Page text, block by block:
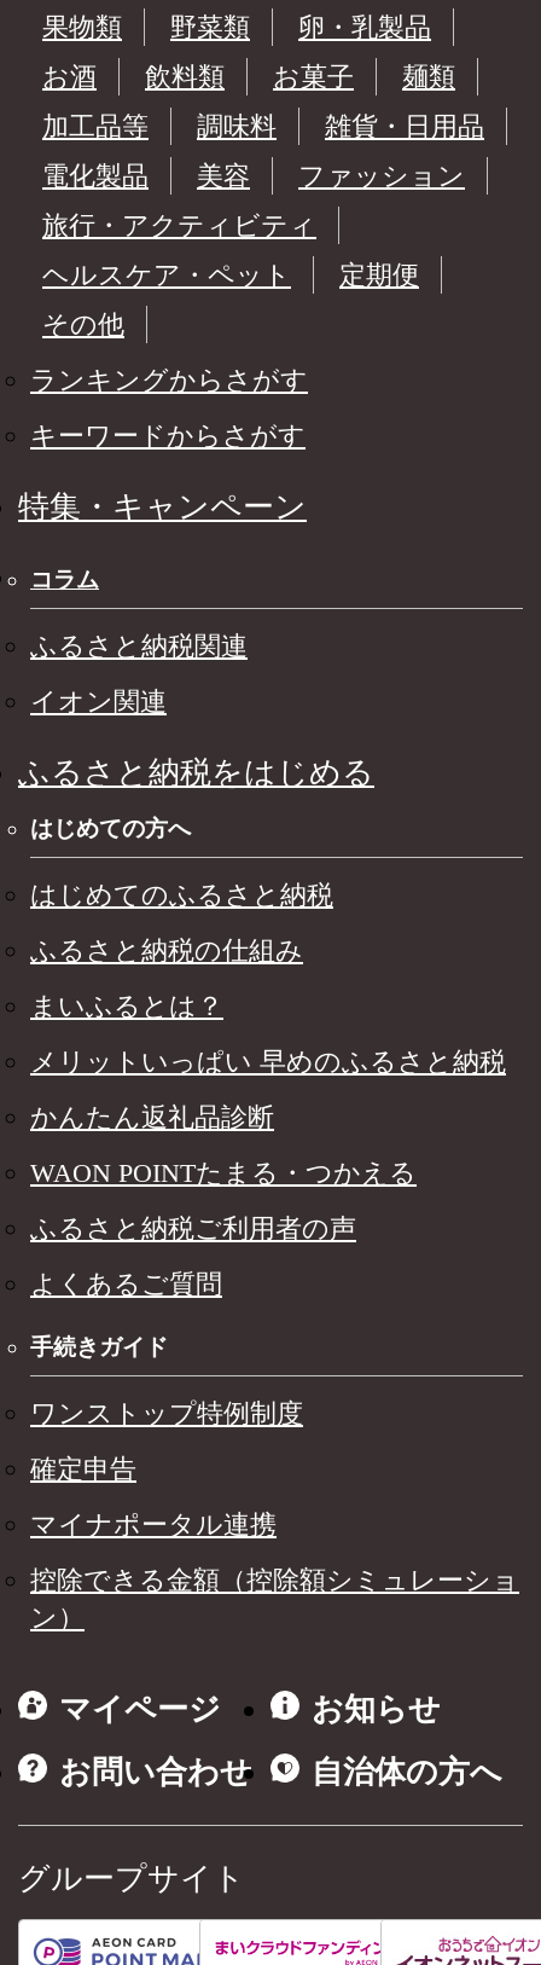
果物類
野菜類
卵・乳製品
お酒
飲料類 お菓子
麺類
加工品等
調味料
雑貨・日用品
電化製品
美容
ファッション
旅行・アクティビティ
ヘルスケア・ペット
定期便
その他
ランキングからさがす
キーワードからさがす
特集・キャンペーン
コラム
ふるさと納税関連
イオン関連
ふるさと納税をはじめる
はじめての方へ
はじめてのふるさと納税
ふるさと納税の仕組み
まいふるとは？
メリットいっぱい 早めのふるさと納税
かんたん返礼品診断
WAON POINTたまる・つかえる
ふるさと納税ご利用者の声
よくあるご質問
手続きガイド
ワンストップ特例制度
確定申告
マイナポータル連携
控除できる金額（控除額シミュレーショ
ン）
マイページ
お知らせ
お問い合わせ
自治体の方へ
グループサイト